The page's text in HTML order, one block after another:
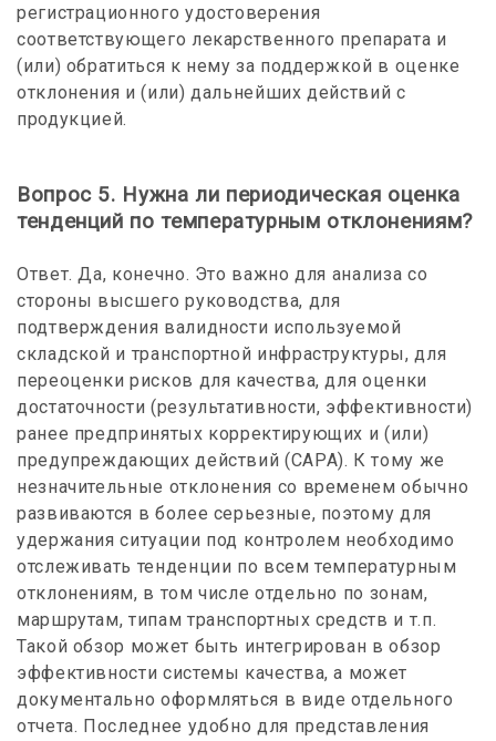
регистрационного удостоверения
соответствующего лекарственного препарата и
(или) обратиться к нему за поддержкой в оценке
отклонения и (или) дальнейших действий с
продукцией.
Вопрос 5. Нужна ли периодическая оценка
тенденций по температурным отклонениям?
Ответ. Да, конечно. Это важно для анализа со
стороны высшего руководства, для
подтверждения валидности используемой
складской и транспортной инфраструктуры, для
переоценки рисков для качества, для оценки
достаточности (результативности, эффективности)
ранее предпринятых корректирующих и (или)
предупреждающих действий (САРА). К тому же
незначительные отклонения со временем обычно
развиваются в более серьезные, поэтому для
удержания ситуации под контролем необходимо
отслеживать тенденции по всем температурным
отклонениям, в том числе отдельно по зонам,
маршрутам, типам транспортных средств и т.п.
Такой обзор может быть интегрирован в обзор
эффективности системы качества, а может
документально оформляться в виде отдельного
отчета. Последнее удобно для представления